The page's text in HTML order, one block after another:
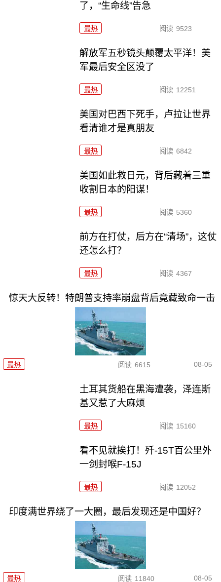
了，“生命线”告急
最热 阅读 9523
解放军五秒镜头颠覆太平洋！美
军最后安全区没了
最热 阅读 12251
美国对巴西下死手，卢拉让世界
看清谁才是真朋友
最热 阅读 6842
美国如此救日元，背后藏着三重
收割日本的阳谋！
最热 阅读 5360
前方在打仗，后方在“清场”，这仗
还怎么打？
最热 阅读 4367
惊天大反转！特朗普支持率崩盘背后竟藏致命一击
最热 阅读 6615 08-05
土耳其货船在黑海遭袭，泽连斯
基又惹了大麻烦
最热 阅读 15160
看不见就挨打！歼-15T百公里外
一剑封喉F-15J
最热 阅读 12052
印度满世界绕了一大圈，最后发现还是中国好？
最热 阅读 11840 08-05